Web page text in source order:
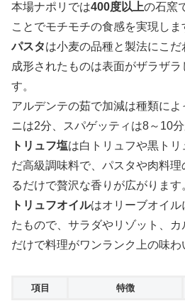
本場ナポリでは400度以上の石窯
ことでモチモチの食感を実現しま
パスタは小麦の品種と製法にこ
成形されたものは表面がザラザ
す。
アルデンテの茹で加減は種類に
ニは2分、スパゲッティは8～10分
トリュフ塩は白トリュフや黒ト
だ高級調味料で、パスタや肉料
るだけで贅沢な香りが広がります
トリュフオイルはオリーブオイル
たもので、サラダやリゾット、
だけで料理がワンランク上の味わ
項目 特徴